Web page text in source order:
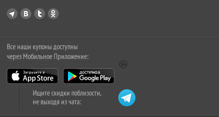
Все наши купоны доступны
через Мобильное Приложение:
Ищите скидки поблизости,
не выходя из чата: